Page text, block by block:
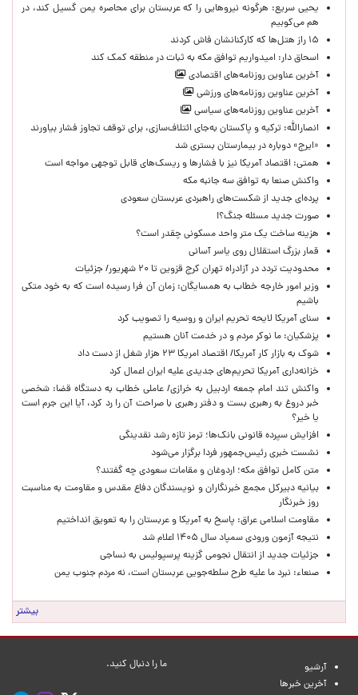
یحیی سریع: هرگونه نیروهایی را که عربستان برای محاصره یمن گسیل کند، در
هم می‌کوبیم
۱۵ راز هتل‌ها که کارکنانشان فاش کردند
اسحاق دار: امیدواریم توافق مکه به ثبات در منطقه کمک کند
آخرین عناوین روزنامه‌های اقتصادی
آخرین عناوین روزنامه‌های ورزشی
آخرین عناوین روزنامه‌های سیاسی
انصارالله: ترکیه و پاکستان به‌جای ائتلاف‌سازی، برای توقف تجاوز فشار بیاورند
«ایرج» دوباره در بیمارستان بستری شد
همتی: اقتصاد آمریکا نیز با فشارها و ریسک‌های قابل توجهی مواجه است
واکنش صنعا به توافق سه جانبه مکه
پرده‌ای جدید از شکست‌های راهبردی عربستان سعودی
صورت جدید مسئله جنگ؟!
هزینه ساخت یک متر واحد مسکونی چقدر است؟
قمار بزرگ استقلال روی یاسر آسانی
محدودیت تردد در آزادراه تهران کرج قزوین تا ۲۰ شهریور/ جزئیات
وزیر امور خارجه خطاب به همسایگان: زمان آن فرا رسیده است که به خود متکی
باشیم
سنای آمریکا لایحه تحریم ایران و روسیه را تصویب کرد
پزشکیان: ما نوکر مردم و در خدمت آنان هستیم
شوک به بازار کار آمریکا/ اقتصاد امریکا ۲۳ هزار شغل از دست داد
خزانه‌داری آمریکا تحریم‌های جدیدی علیه ایران اعمال کرد
واکنش تند امام جمعه اردبیل به خرازی/ عاملی خطاب به دستگاه قضا: شخصی
خبر دروغ به رهبری بست و دفتر رهبری با صراحت آن را رد کرد، آیا این جرم است
یا خیر؟
افزایش سپرده قانونی بانک‌ها؛ ترمز تازه رشد نقدینگی
نشست خبری رئیس‌جمهور فردا برگزار می‌شود
متن کامل توافق مکه؛ اردوغان و مقامات سعودی چه گفتند؟
بیانیه دبیرکل مجمع خبرنگاران و نویسندگان دفاع مقدس و مقاومت به مناسبت
روز خبرنگار
مقاومت اسلامی عراق: پاسخ به آمریکا و عربستان را به تعویق انداختیم
نتیجه آزمون ورودی سمپاد سال ۱۴۰۵ اعلام شد
جزئیات جدید از انتقال نجومی گزینه پرسپولیس به نساجی
صنعاء: نبرد ما علیه طرح سلطه‌جویی عربستان است، نه مردم جنوب یمن
بیشتر
آرشیو
آخرین خبرها
ما را دنبال کنید.